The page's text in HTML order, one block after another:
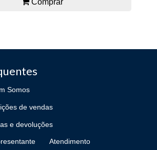
Somos
de vendas
e devoluções
Atendimento